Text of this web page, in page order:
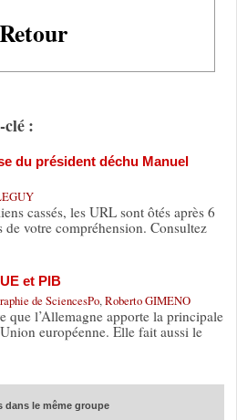
Retour
:
du président déchu Manuel
cassés, les URL sont ôtés après 6
votre compréhension. Consultez
et PIB
de SciencesPo, Roberto GIMENO
que l’Allemagne apporte la principale
européenne. Elle fait aussi le
dans le même groupe